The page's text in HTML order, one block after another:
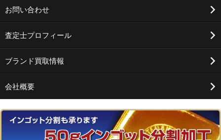
お問い合わせ
査定士プロフィール
ブランド買取情報
会社概要